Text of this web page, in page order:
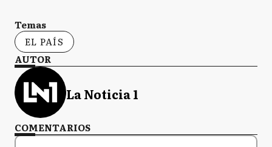
Temas
EL PAÍS
AUTOR
La Noticia 1
COMENTARIOS